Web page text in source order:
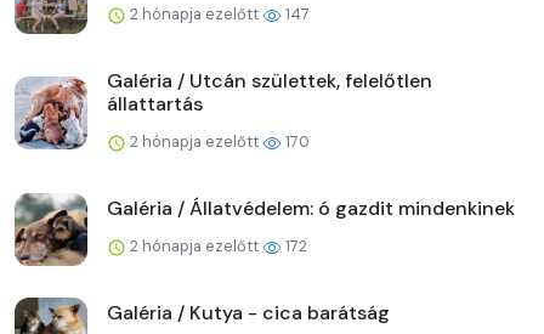
2 hónapja ezelőtt 147
Galéria / Utcán születtek, felelőtlen
állattartás
2 hónapja ezelőtt 170
Galéria / Állatvédelem: ó gazdit mindenkinek
2 hónapja ezelőtt 172
Galéria / Kutya - cica barátság